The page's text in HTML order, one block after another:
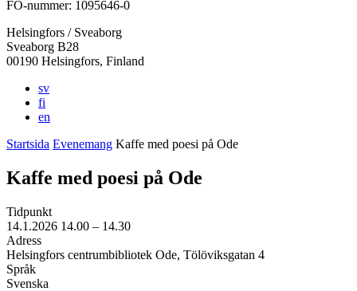
en
flik
en
flik
en
flik
en
flik
en
flik
FO-nummer: 1095646-0
Helsingfors / Sveaborg
Sveaborg B28
00190 Helsingfors, Finland
sv
fi
en
Startsida Evenemang Kaffe med poesi på Ode
Kaffe med poesi på Ode
Tidpunkt
14.1.2026 14.00 – 14.30
Adress
Helsingfors centrumbibliotek Ode, Tölöviksgatan 4
Språk
Svenska